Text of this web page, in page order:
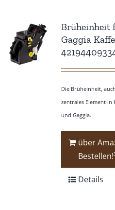
Brüheinheit
Gaggia
Die Brüheinheit,
zentrales Element in
und Gaggia.
über
Details